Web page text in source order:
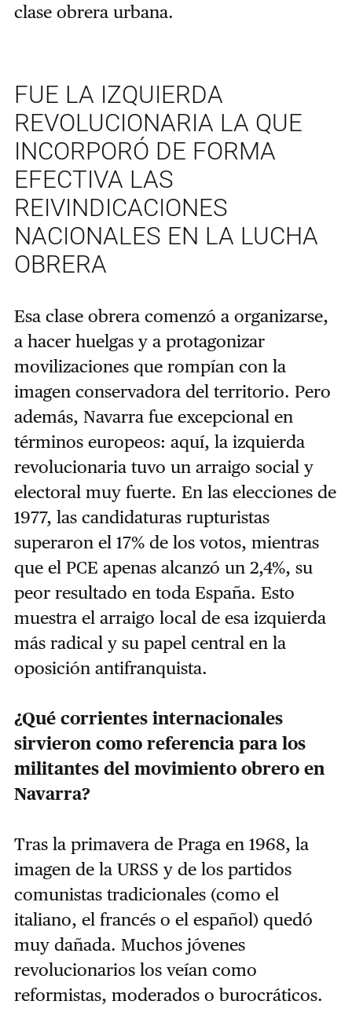
clase obrera urbana.
FUE LA IZQUIERDA
REVOLUCIONARIA LA QUE
INCORPORÓ DE FORMA
EFECTIVA LAS
REIVINDICACIONES
NACIONALES EN LA LUCHA
OBRERA
Esa clase obrera comenzó a organizarse,
a hacer huelgas y a protagonizar
movilizaciones que rompían con la
imagen conservadora del territorio. Pero
además, Navarra fue excepcional en
términos europeos: aquí, la izquierda
revolucionaria tuvo un arraigo social y
electoral muy fuerte. En las elecciones de
1977, las candidaturas rupturistas
superaron el 17% de los votos, mientras
que el PCE apenas alcanzó un 2,4%, su
peor resultado en toda España. Esto
muestra el arraigo local de esa izquierda
más radical y su papel central en la
oposición antifranquista.
¿Qué corrientes internacionales
sirvieron como referencia para los
militantes del movimiento obrero en
Navarra?
Tras la primavera de Praga en 1968, la
imagen de la URSS y de los partidos
comunistas tradicionales (como el
italiano, el francés o el español) quedó
muy dañada. Muchos jóvenes
revolucionarios los veían como
reformistas, moderados o burocráticos.